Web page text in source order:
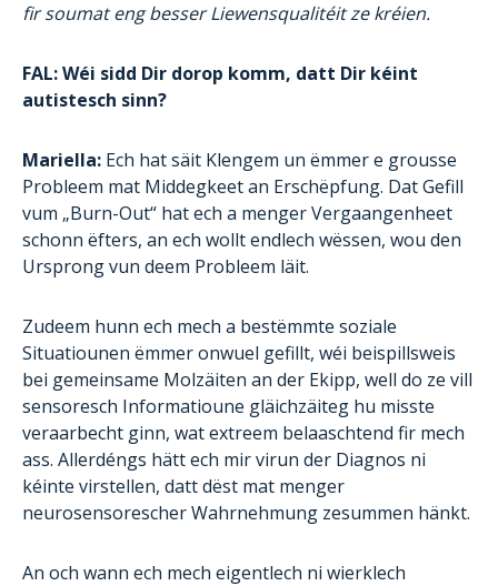
fir soumat eng besser Liewensqualitéit ze kréien.
FAL: Wéi sidd Dir dorop komm, datt Dir kéint
autistesch sinn?
Mariella: Ech hat säit Klengem un ëmmer e grousse
Probleem mat Middegkeet an Erschëpfung. Dat Gefill
vum „Burn-Out“ hat ech a menger Vergaangenheet
schonn ëfters, an ech wollt endlech wëssen, wou den
Ursprong vun deem Probleem läit.
Zudeem hunn ech mech a bestëmmte soziale
Situatiounen ëmmer onwuel gefillt, wéi beispillsweis
bei gemeinsame Molzäiten an der Ekipp, well do ze vill
sensoresch Informatioune gläichzäiteg hu misste
veraarbecht ginn, wat extreem belaaschtend fir mech
ass. Allerdéngs hätt ech mir virun der Diagnos ni
kéinte virstellen, datt dëst mat menger
neurosensorescher Wahrnehmung zesummen hänkt.
An och wann ech mech eigentlech ni wierklech